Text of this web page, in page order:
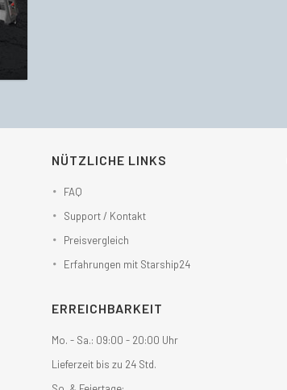
NÜTZLICHE LINKS
FAQ
Support / Kontakt
Preisvergleich
Erfahrungen mit Starship24
ERREICHBARKEIT
Mo. - Sa.: 09:00 - 20:00 Uhr
Lieferzeit bis zu 24 Std.